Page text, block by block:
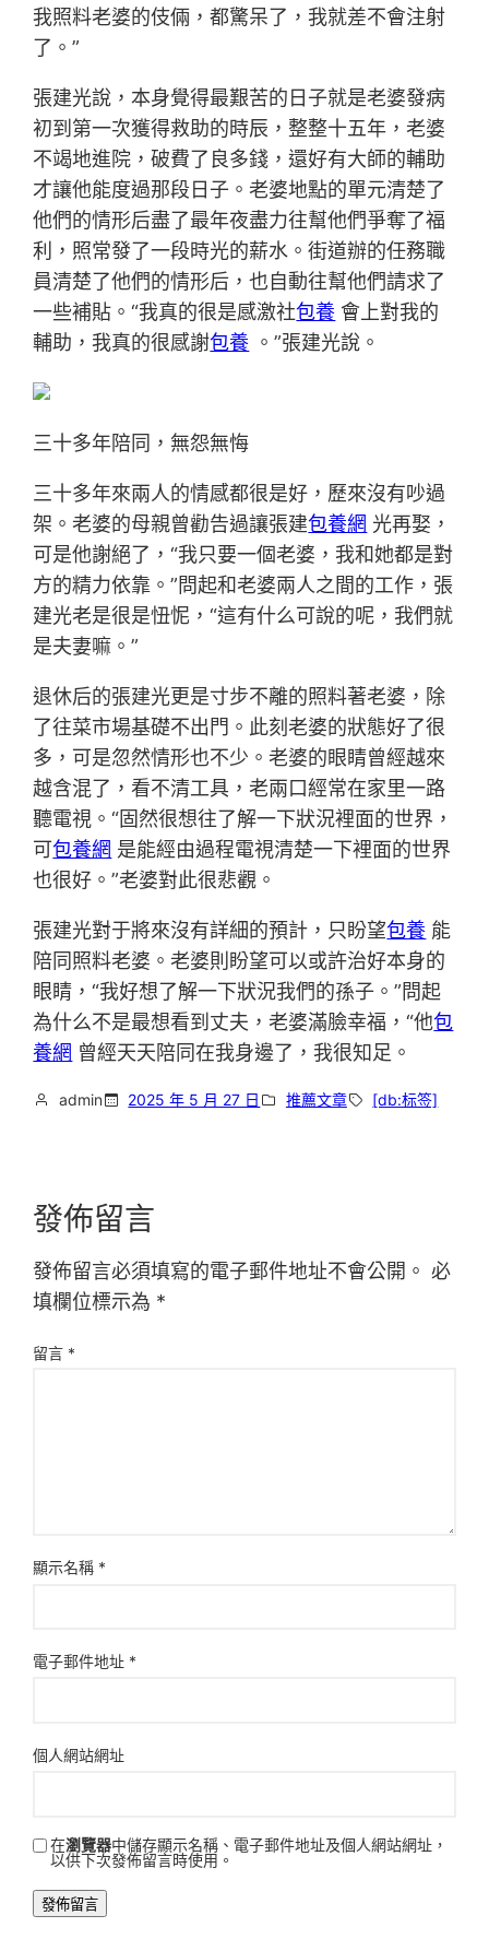
我照料老婆的伎倆，都驚呆了，我就差不會注射
了。”
張建光說，本身覺得最艱苦的日子就是老婆發病
初到第一次獲得救助的時辰，整整十五年，老婆
不竭地進院，破費了良多錢，還好有大師的輔助
才讓他能度過那段日子。老婆地點的單元清楚了
他們的情形后盡了最年夜盡力往幫他們爭奪了福
利，照常發了一段時光的薪水。街道辦的任務職
員清楚了他們的情形后，也自動往幫他們請求了
一些補貼。“我真的很是感激社包養 會上對我的
輔助，我真的很感謝包養 。”張建光說。
三十多年陪同，無怨無悔
三十多年來兩人的情感都很是好，歷來沒有吵過
架。老婆的母親曾勸告過讓張建包養網 光再娶，
可是他謝絕了，“我只要一個老婆，我和她都是對
方的精力依靠。”問起和老婆兩人之間的工作，張
建光老是很是忸怩，“這有什么可說的呢，我們就
是夫妻嘛。”
退休后的張建光更是寸步不離的照料著老婆，除
了往菜市場基礎不出門。此刻老婆的狀態好了很
多，可是忽然情形也不少。老婆的眼睛曾經越來
越含混了，看不清工具，老兩口經常在家里一路
聽電視。“固然很想往了解一下狀況裡面的世界，
可包養網 是能經由過程電視清楚一下裡面的世界
也很好。”老婆對此很悲觀。
張建光對于將來沒有詳細的預計，只盼望包養 能
陪同照料老婆。老婆則盼望可以或許治好本身的
眼睛，“我好想了解一下狀況我們的孫子。”問起
為什么不是最想看到丈夫，老婆滿臉幸福，“他包
養網 曾經天天陪同在我身邊了，我很知足。
admin 2025 年 5 月 27 日 推薦文章 [db:标签]
發佈留言
發佈留言必須填寫的電子郵件地址不會公開。 必
填欄位標示為 *
留言 *
顯示名稱 *
電子郵件地址 *
個人網站網址
在瀏覽器中儲存顯示名稱、電子郵件地址及個人網站網址，
以供下次發佈留言時使用。